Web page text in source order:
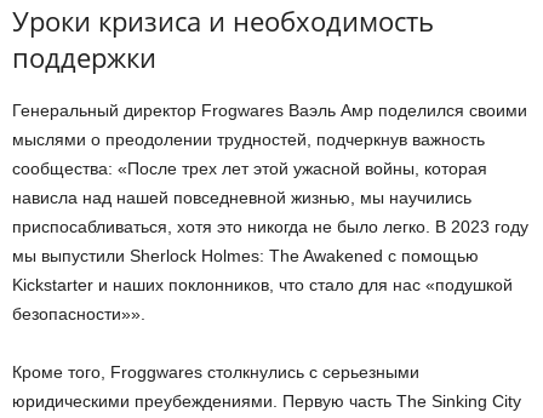
Уроки кризиса и необходимость
поддержки
Генеральный директор Frogwares Ваэль Амр поделился своими
мыслями о преодолении трудностей, подчеркнув важность
сообщества: «После трех лет этой ужасной войны, которая
нависла над нашей повседневной жизнью, мы научились
приспосабливаться, хотя это никогда не было легко. В 2023 году
мы выпустили Sherlock Holmes: The Awakened с помощью
Kickstarter и наших поклонников, что стало для нас «подушкой
безопасности»».
Кроме того, Froggwares столкнулись с серьезными
юридическими преубеждениями. Первую часть The Sinking City